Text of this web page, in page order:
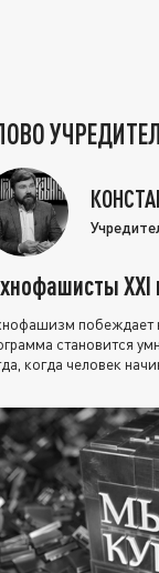
XXI
побеждает
становится
когда человек